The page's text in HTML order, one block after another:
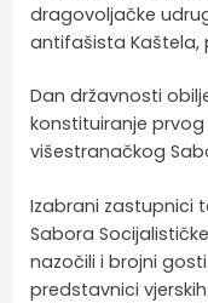
dragovoljačke
antifašista Kaštela,
Dan državnosti
konstituiranje
višestranačkog
Izabrani zastupnici
Sabora
nazočili i brojni
predstavnici